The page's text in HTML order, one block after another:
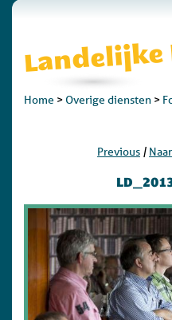
Landelijke
Home > Overige diensten >
Previous |